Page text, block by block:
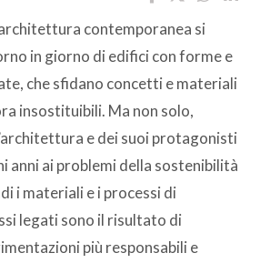
contemporanea si
in giorno di edifici con forme e
che sfidano concetti e materiali
insostituibili. Ma non solo,
e dei suoi protagonisti
anni ai problemi della sostenibilità
i materiali e i processi di
legati sono il risultato di
più responsabili e